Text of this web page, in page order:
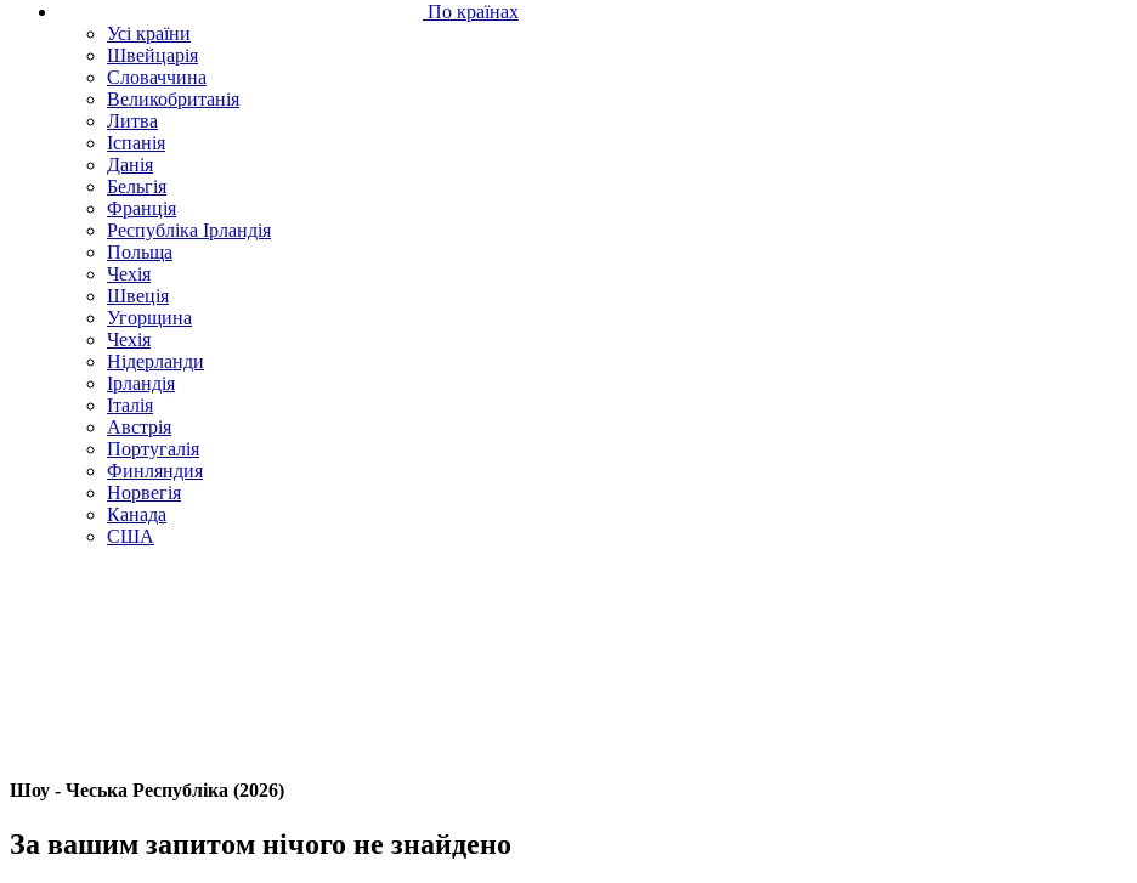
По країнах
Усі країни
Швейцарія
Словаччина
Великобританія
Литва
Іспанія
Данія
Бельгія
Франція
Республіка Ірландія
Польща
Чехія
Швецiя
Угорщина
Чехія
Нідерланди
Iрландія
Iталiя
Австрія
Португалія
Финляндия
Норвегія
Канада
США
Шоу - Чеська Республіка (2026)
За вашим запитом нічого не знайдено